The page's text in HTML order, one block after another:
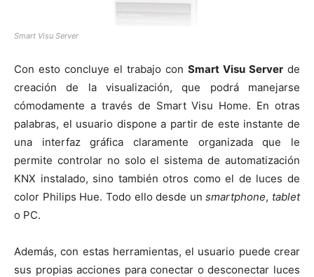
Smart Visu Server
Con esto concluye el trabajo con Smart Visu Server de
creación de la visualización, que podrá manejarse
cómodamente a través de Smart Visu Home. En otras
palabras, el usuario dispone a partir de este instante de
una interfaz gráfica claramente organizada que le
permite controlar no solo el sistema de automatización
KNX instalado, sino también otros como el de luces de
color Philips Hue. Todo ello desde unsmartphone, tablet
o PC.
Además, con estas herramientas, el usuario puede crear
sus propias acciones para conectar o desconectar luces